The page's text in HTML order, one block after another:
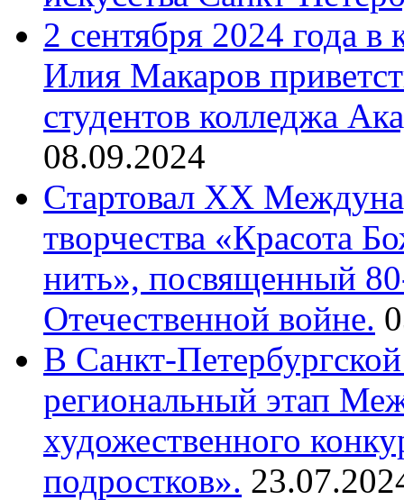
2 сентября 2024 года
Илия Макаров
студентов колледжа
08.09.2024
Cтартовал XX
творчества «Красота
нить», посвященный
Отечественной войне.
В Санкт-
региональный этап
художественного
подростков».